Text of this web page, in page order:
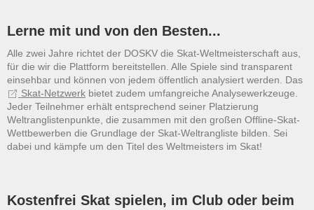
Lerne mit und von den Besten...
Alle zwei Jahre richtet der DOSKV die Skat-Weltmeisterschaft aus,
für die wir die Plattform bereitstellen. Alle Spiele sind transparent
einsehbar und können von jedem öffentlich analysiert werden. Das
Skat-Netzwerk bietet zudem umfangreiche Analysewerkzeuge.
Jeder Teilnehmer erhält entsprechend seiner Platzierung
Weltranglistenpunkte, die zusammen mit den großen Offline-Skat-
Wettbewerben die Grundlage der Skat-Weltrangliste bilden. Sei
dabei und kämpfe um den Titel des Weltmeisters im Skat!
Kostenfrei Skat spielen, im Club oder beim